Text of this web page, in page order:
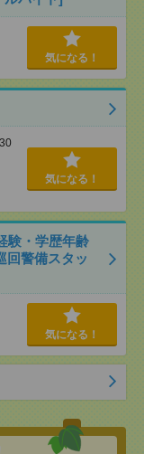
気になる！
気になる！
験・学歴年齢
回警備スタッ
気になる！